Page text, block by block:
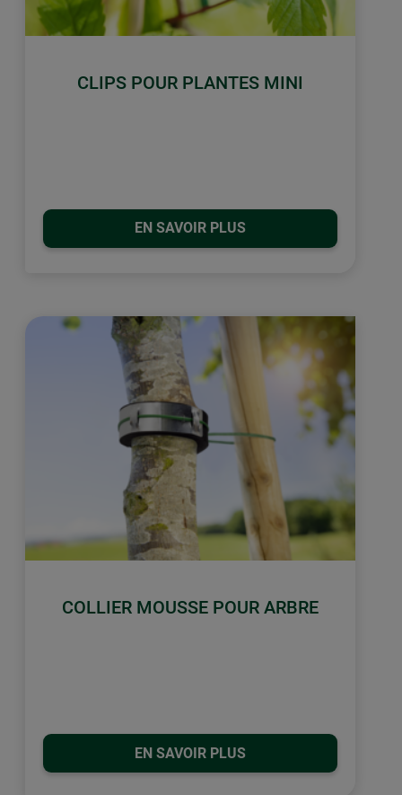
CLIPS POUR PLANTES MINI
EN SAVOIR PLUS
COLLIER MOUSSE POUR ARBRE
EN SAVOIR PLUS